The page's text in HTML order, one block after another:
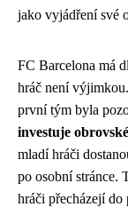
jako vyjádření své
FC Barcelona má
hráč není
první tým byla
investuje
mladí hráči
po osobní stránce.
hráči přecházejí